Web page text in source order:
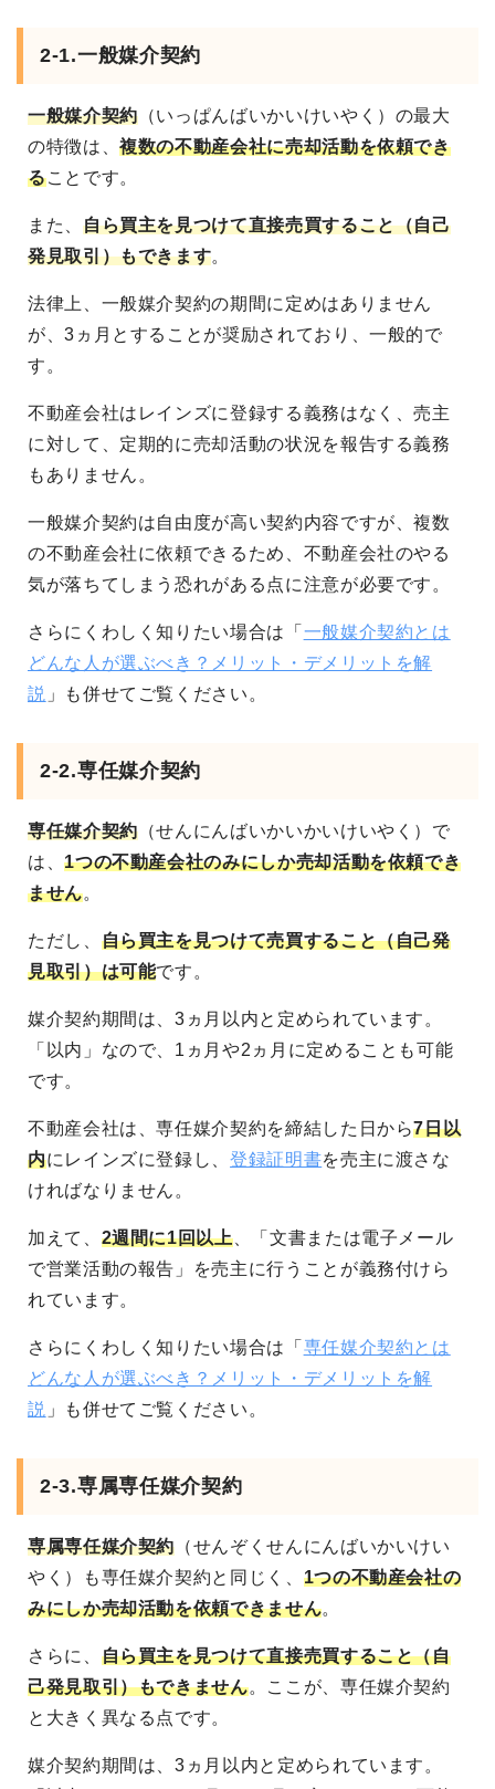
2-1.一般媒介契約
一般媒介契約（いっぱんばいかいけいやく）の最大
の特徴は、複数の不動産会社に売却活動を依頼でき
ることです。
また、 自ら買主を見つけて直接売買すること（自己
発見取引）もできます。
法律上、一般媒介契約の期間に定めはありません
が、3ヵ月とすることが奨励されており、一般的で
す。
不動産会社はレインズに登録する義務はなく、売主
に対して、定期的に売却活動の状況を報告する義務
もありません。
一般媒介契約は自由度が高い契約内容ですが、複数
の不動産会社に依頼できるため、不動産会社のやる
気が落ちてしまう恐れがある点に注意が必要です。
さらにくわしく知りたい場合は「 一般媒介契約とは
どんな人が選ぶべき？メリット・デメリットを解
説 」も併せてご覧ください。
2-2.専任媒介契約
専任媒介契約（せんにんばいかいかいけいやく）で
は、1つの不動産会社のみにしか売却活動を依頼でき
ません。
ただし、 自ら買主を見つけて売買すること（自己発
見取引）は可能です。
媒介契約期間は、3ヵ月以内と定められています。
「以内」なので、1ヵ月や2ヵ月に定めることも可能
です。
不動産会社は、専任媒介契約を締結した日から7日以
内にレインズに登録し、登録証明書を売主に渡さな
ければなりません。
加えて、 2週間に1回以上、「文書または電子メール
で営業活動の報告」を売主に行うことが義務付けら
れています。
さらにくわしく知りたい場合は「 専任媒介契約とは
どんな人が選ぶべき？メリット・デメリットを解
説 」も併せてご覧ください。
2-3.専属専任媒介契約
専属専任媒介契約 （せんぞくせんにんばいかいけい
やく）も専任媒介契約と同じく、 1つの不動産会社の
みにしか売却活動を依頼できません。
さらに、 自ら買主を見つけて直接売買すること（自
己発見取引）もできません。ここが、専任媒介契約
と大きく異なる点です。
媒介契約期間は、3ヵ月以内と定められています。